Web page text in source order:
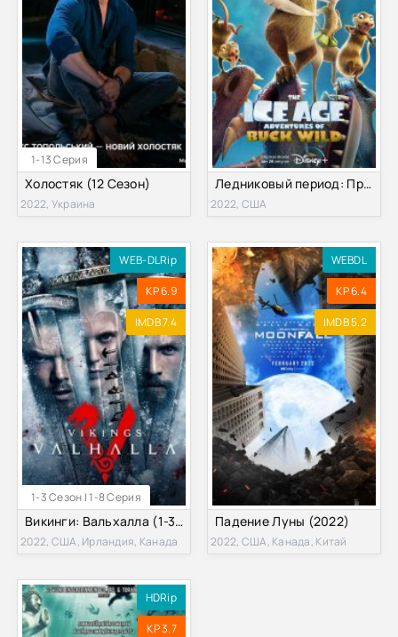
1-13 Серия
Холостяк (12 Сезон)
2022, Украина
Ледниковый период: Приключения Бака (2022)
2022, США
1-3 Сезон | 1-8 Серия
WEB-DLRip
KP 6.9
IMDB 7.4
Викинги: Вальхалла (1-3 Сезон)
2022, США, Ирландия, Канада
WEBDL
KP 6.4
IMDB 5.2
Падение Луны (2022)
2022, США, Канада, Китай
HDRip
KP 3.7